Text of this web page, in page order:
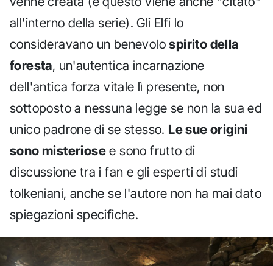
all'interno della serie). Gli Elfi lo
consideravano un benevolospirito della
foresta, un'autentica incarnazione
dell'antica forza vitale lì presente, non
sottoposto a nessuna legge se non la sua ed
unico padrone di se stesso. Le sue origini
sono misteriose e sono frutto di
discussione tra i fan e gli esperti di studi
tolkeniani, anche se l'autore non ha mai dato
spiegazioni specifiche.